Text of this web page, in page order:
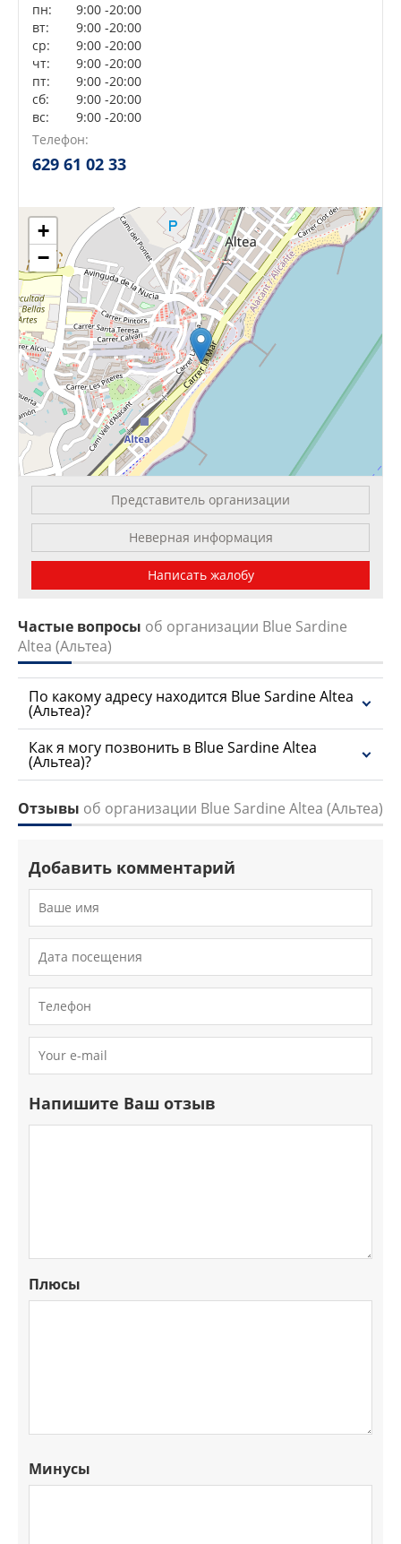
пн:
9:00 -20:00
вт:
9:00 -20:00
ср:
9:00 -20:00
чт:
9:00 -20:00
пт:
9:00 -20:00
сб:
9:00 -20:00
вс:
9:00 -20:00
Сейчас открыто!
Сейчас закрыто!
Телефон:
629 61 02 33
+
−
Leaflet| OSM Mapnik
Представитель организации
Неверная информация
Написать жалобу
Частые вопросы об организации Blue Sardine
Altea (Альтеа)
По какому адресу находится Blue Sardine Altea
(Альтеа)?
Как я могу позвонить в Blue Sardine Altea
(Альтеа)?
Отзывы об организации Blue Sardine Altea (Альтеа)
Добавить комментарий
Напишите Ваш отзыв
Плюсы
Минусы